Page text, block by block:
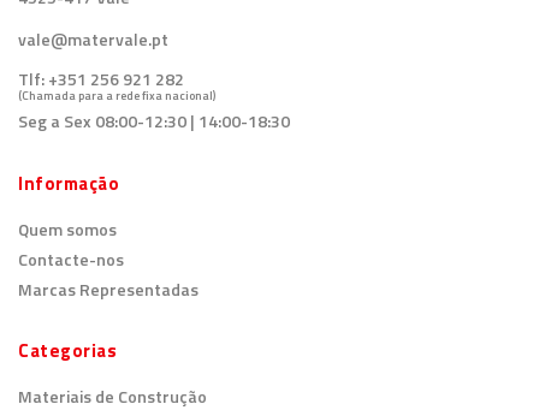
vale@matervale.pt
Tlf:+351 256 921 282
(Chamada para a rede fixa nacional)
Seg a Sex 08:00-12:30 | 14:00-18:30
Informação
Quem somos
Contacte-nos
Marcas Representadas
Categorias
Materiais de Construção